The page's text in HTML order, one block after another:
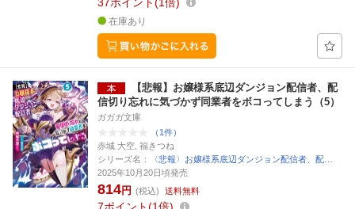
在庫あり
【悲報】お嬢様系底辺ダンジョン配信者、配
信切り忘れに気づかず同業者をボコってしまう（5）
ガガガ文庫
（1件）
赤城 大空, 福きつね
シリーズ名：
〈悲報〉お嬢様系底辺ダンジョン配信者、配…
2025年10月20日頃発売
814円 (税込) 送料無料